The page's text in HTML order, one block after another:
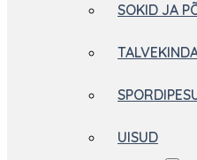
SOKID JA
UISUD